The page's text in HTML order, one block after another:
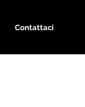
Contattaci